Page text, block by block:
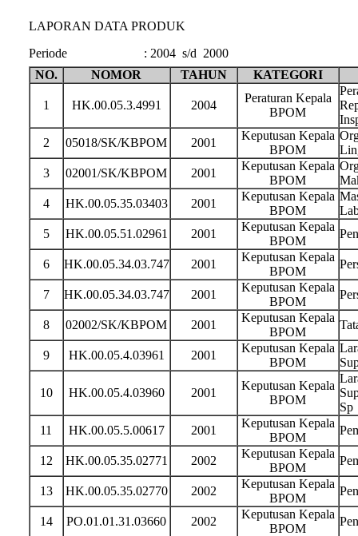
LAPORAN DATA PRODUK
Periode
: 2004 s/d 2000
NO.
NOMOR TAHUN KATEGORI
1 HK.00.05.3.4991 2004
Peraturan Kepala
BPOM
2
05018/SK/KBPOM 2001
Keputusan Kepala
BPOM
3
02001/SK/KBPOM 2001
Keputusan Kepala
BPOM
4
HK.00.05.35.03403 2001
Keputusan Kepala
BPOM
5
HK.00.05.51.02961 2001
Keputusan Kepala
BPOM
6 HK.00.05.34.03.747 2001
Keputusan Kepala
BPOM
7 HK.00.05.34.03.747 2001
Keputusan Kepala
BPOM
8 02002/SK/KBPOM 2001
Keputusan Kepala
BPOM
9 HK.00.05.4.03961 2001
Keputusan Kepala
BPOM
10 HK.00.05.4.03960 2001
Keputusan Kepala
BPOM
Sp
11
HK.00.05.5.00617 2001
Keputusan Kepala
BPOM
12 HK.00.05.35.02771 2002
Keputusan Kepala
BPOM
13 HK.00.05.35.02770 2002
Keputusan Kepala
BPOM
14 PO.01.01.31.03660 2002
Keputusan Kepala
BPOM